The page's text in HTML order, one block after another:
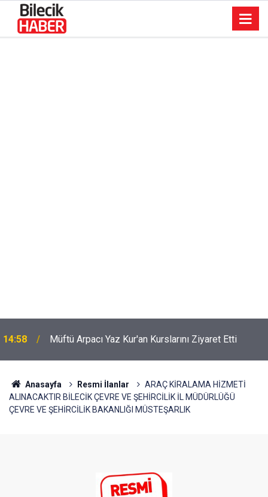
14:58 Müftü Arpacı Yaz Kur'an Kurslarını Ziyaret Etti
Anasayfa Resmi İlanlar
ARAÇ KİRALAMA HİZMETİ
ALINACAKTIR BİLECİK ÇEVRE VE ŞEHİRCİLİK İL MÜDÜRLÜĞÜ
ÇEVRE VE ŞEHİRCİLİK BAKANLIĞI MÜSTEŞARLIK